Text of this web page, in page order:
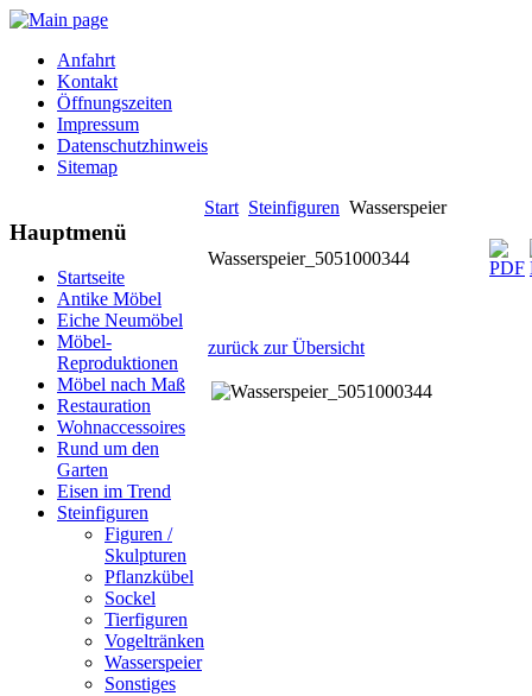
Anfahrt
Kontakt
Öffnungszeiten
Impressum
Datenschutzhinweis
Sitemap
Hauptmenü
Startseite
Antike Möbel
Eiche Neumöbel
Möbel-
Reproduktionen
Möbel nach Maß
Restauration
Wohnaccessoires
Rund um den
Garten
Eisen im Trend
Steinfiguren
Figuren /
Skulpturen
Pflanzkübel
Sockel
Tierfiguren
Vogeltränken
Wasserspeier
Sonstiges
Start Steinfiguren Wasserspeier
Wasserspeier_5051000344
zurück zur Übersicht